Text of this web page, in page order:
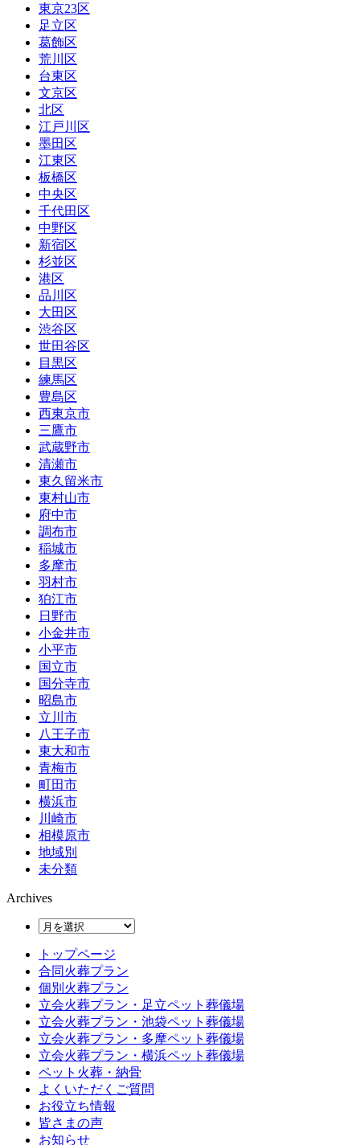
東京23区
足立区
葛飾区
荒川区
台東区
文京区
北区
江戸川区
墨田区
江東区
板橋区
中央区
千代田区
中野区
新宿区
杉並区
港区
品川区
大田区
渋谷区
世田谷区
目黒区
練馬区
豊島区
西東京市
三鷹市
武蔵野市
清瀬市
東久留米市
東村山市
府中市
調布市
稲城市
多摩市
羽村市
狛江市
日野市
小金井市
小平市
国立市
国分寺市
昭島市
立川市
八王子市
東大和市
青梅市
町田市
横浜市
川崎市
相模原市
地域別
未分類
Archives
トップページ
合同火葬プラン
個別火葬プラン
立会火葬プラン・足立ペット葬儀場
立会火葬プラン・池袋ペット葬儀場
立会火葬プラン・多摩ペット葬儀場
立会火葬プラン・横浜ペット葬儀場
ペット火葬・納骨
よくいただくご質問
お役立ち情報
皆さまの声
お知らせ